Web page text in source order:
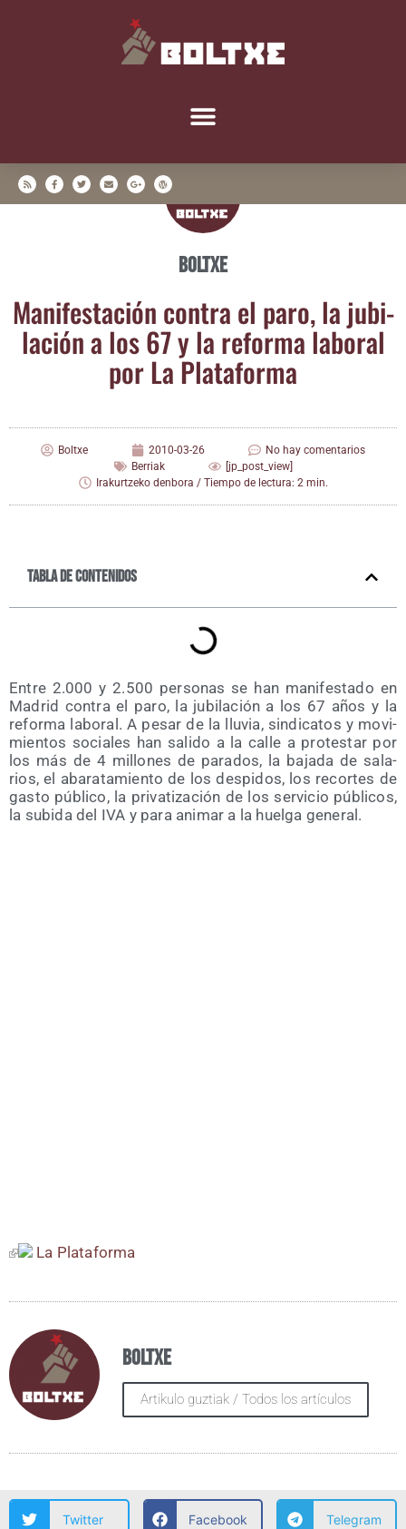
Boltxe
Mani­fes­ta­ción con­tra el paro, la jubi­
la­ción a los 67 y la refor­ma labo­ral
por La Plataforma
Boltxe 2010-03-26
No hay comentarios
Berriak
[jp_post_view]
Irakurtzeko denbora / Tiempo de lectura: 2 min.
Tabla de contenidos
Entre 2.000 y 2.500 per­so­nas se han mani­fes­ta­do en
Madrid con­tra el paro, la jubi­la­ción a los 67 años y la
refor­ma labo­ral. A pesar de la llu­via, sin­di­ca­tos y movi­
mien­tos socia­les han sali­do a la calle a pro­tes­tar por
los más de 4 millo­nes de para­dos, la baja­da de sala­
rios, el aba­ra­ta­mien­to de los des­pi­dos, los recor­tes de
gas­to públi­co, la pri­va­ti­za­ción de los ser­vi­cio públi­cos,
la subi­da del IVA y para ani­mar a la huel­ga general.
La Pla­ta­for­ma
Boltxe
Artikulo guztiak / Todos los artículos
Twitter Facebook Telegram